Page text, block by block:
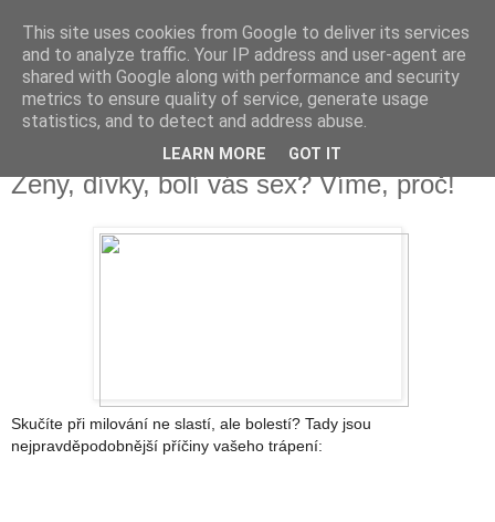
Fakečlánky
Věř všemu co tady vidíš.
pátek 27. října 2017
Ženy, dívky, bolí vás sex? Víme, proč!
Skučíte při milování ne slastí, ale bolestí? Tady jsou
nejpravděpodobnější příčiny vašeho trápení:
This site uses cookies from Google to deliver its services
and to analyze traffic. Your IP address and user-agent are
shared with Google along with performance and security
metrics to ensure quality of service, generate usage
statistics, and to detect and address abuse.
LEARN MORE GOT IT